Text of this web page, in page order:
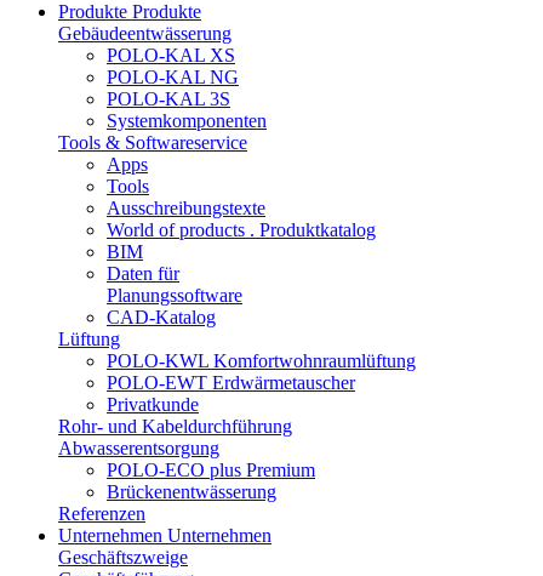
Produkte Produkte
Gebäudeentwässerung
POLO-KAL XS
POLO-KAL NG
POLO-KAL 3S
Systemkomponenten
Tools & Softwareservice
Apps
Tools
Ausschreibungstexte
World of products . Produktkatalog
BIM
Daten für
Planungssoftware
CAD-Katalog
Lüftung
POLO-KWL Komfortwohnraumlüftung
POLO-EWT Erdwärmetauscher
Privatkunde
Rohr- und Kabeldurchführung
Abwasserentsorgung
POLO-ECO plus Premium
Brückenentwässerung
Referenzen
Unternehmen Unternehmen
Geschäftszweige